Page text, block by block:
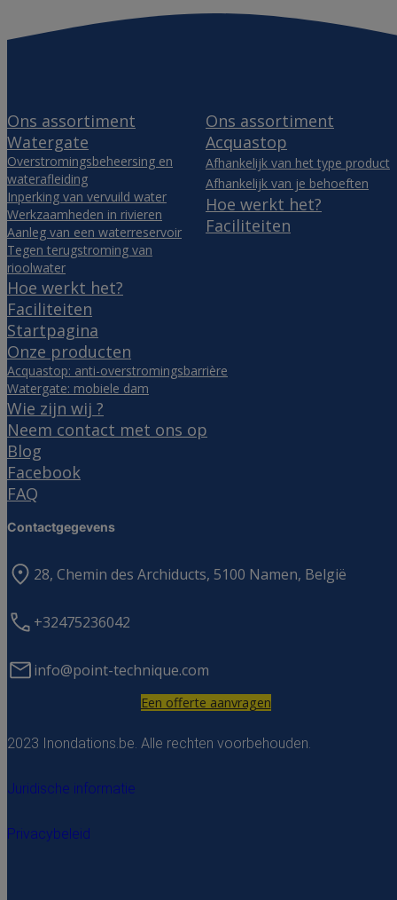
Ons assortiment
Watergate
Overstromingsbeheersing en
waterafleiding
Inperking van vervuild water
Werkzaamheden in rivieren
Aanleg van een waterreservoir
Tegen terugstroming van
rioolwater
Hoe werkt het?
Faciliteiten
Ons assortiment
Acquastop
Afhankelijk van het type product
Afhankelijk van je behoeften
Hoe werkt het?
Faciliteiten
Startpagina
Onze producten
Acquastop: anti-overstromingsbarrière
Watergate: mobiele dam
Wie zijn wij ?
Neem contact met ons op
Blog
Facebook
FAQ
Contactgegevens
28, Chemin des Archiducts, 5100 Namen, België
+32475236042
info@point-technique.com
Een offerte aanvragen
2023 Inondations.be. Alle rechten voorbehouden.
Juridische informatie
Privacybeleid